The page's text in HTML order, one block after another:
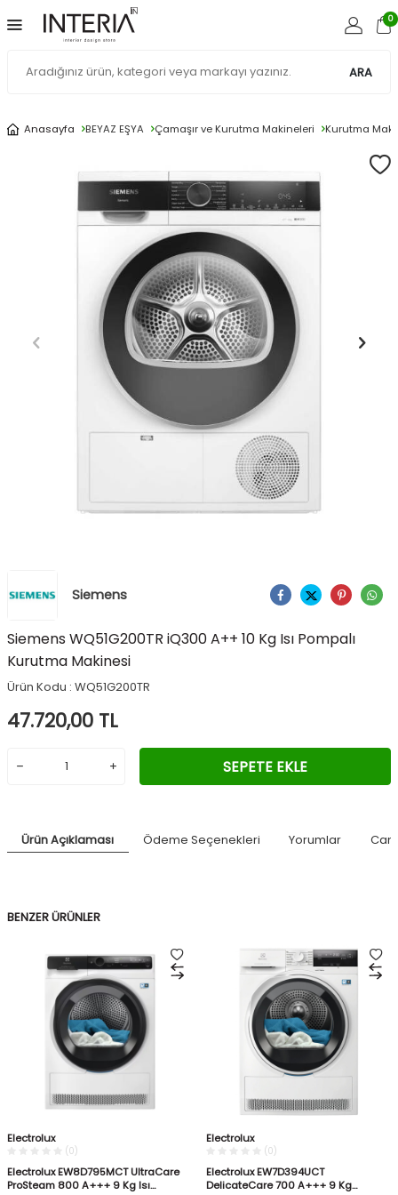
ARA
0
Anasayfa BEYAZ EŞYA Çamaşır ve Kurutma Makineleri Kurutma
Siemens Ürünü Paylaş
Siemens WQ51G200TR iQ300 A++ 10 Kg Isı Pompalı
Kurutma Makinesi
Ürün Kodu : WQ51G200TR
47.720,00 TL
SEPETE EKLE
Ürün Açıklaması Ödeme Seçenekleri Yorumlar
BENZER ÜRÜNLER
Electrolux
(0)
Electrolux EW8D795MCT UltraCare
ProSteam 800 A+++ 9 Kg Isı
Electrolux
(0)
Electrolux EW7D394UCT
DelicateCare 700 A+++ 9 Kg